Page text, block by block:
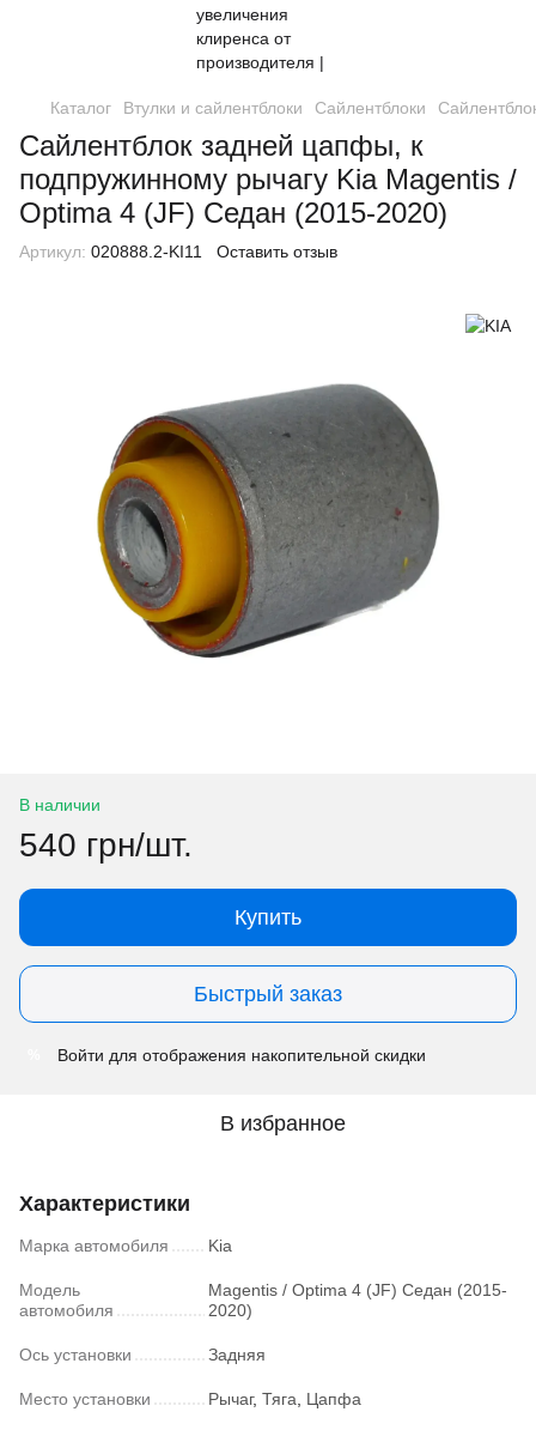
Каталог Втулки и сайлентблоки Сайлентблоки
Сайлентблок задней цапфы, к
подпружинному рычагу Kia Magentis /
Optima 4 (JF) Седан (2015-2020)
Артикул: 020888.2-KI11 Оставить отзыв
В наличии
540 грн/шт.
Купить
Быстрый заказ
Войти для отображения накопительной скидки
В избранное
Характеристики
Марка автомобиля Kia
Модель
автомобиля
Magentis / Optima 4 (JF) Седан (2015-
2020)
Ось установки Задняя
Место установки Рычаг, Тяга, Цапфа